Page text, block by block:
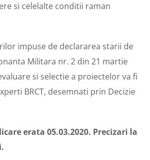
si celelalte conditii raman
impuse de declararea starii de
Militara nr. 2 din 21 martie
si selectie a proiectelor va fi
BRCT, desemnati prin Decizie
erata 05.03.2020. Precizari la